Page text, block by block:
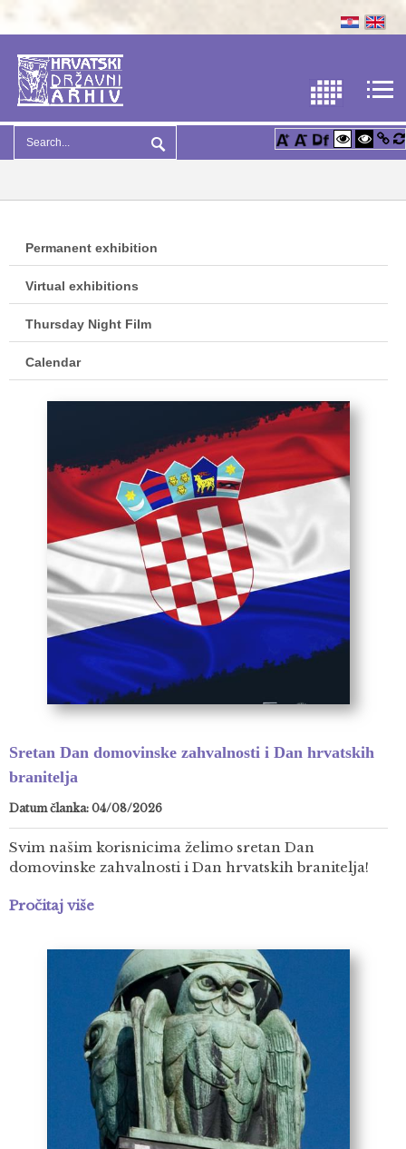
Permanent exhibition
Virtual exhibitions
Thursday Night Film
Calendar
Sretan Dan domovinske zahvalnosti i Dan hrvatskih
branitelja
Datum članka: 04/08/2026
Svim našim korisnicima želimo sretan Dan
domovinske zahvalnosti i Dan hrvatskih branitelja!
Pročitaj više